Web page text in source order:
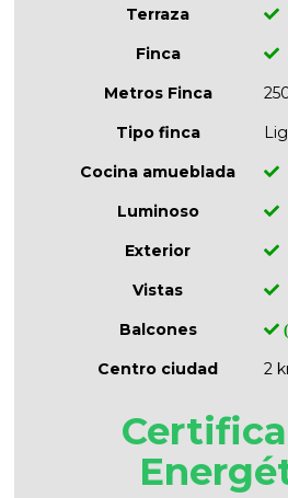
Terraza
Finca
Metros Finca
Tipo finca
Cocina amueblada
Luminoso
Exterior
Vistas
Balcones
Centro ciudad 2